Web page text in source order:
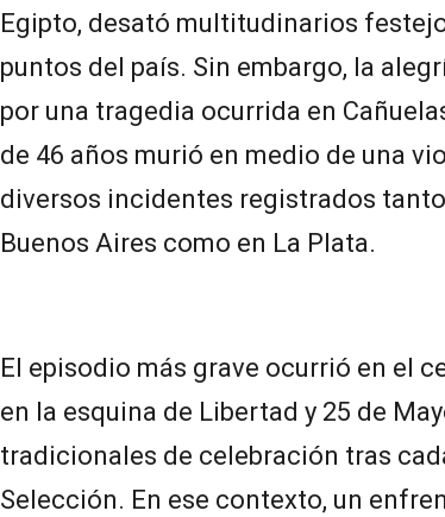
Egipto, desató multitudinarios
puntos del país. Sin embargo, la
por una tragedia ocurrida en
de 46 años murió en medio de una
diversos incidentes registrados
Buenos Aires como en La Plata.
El episodio más grave ocurrió en el
en la esquina de Libertad y 25 de
tradicionales de celebración tras
Selección. En ese contexto, un